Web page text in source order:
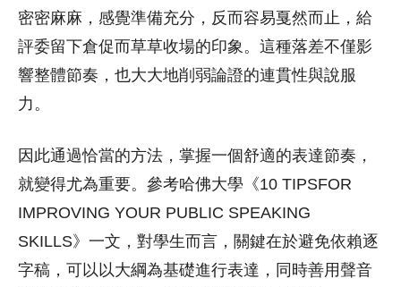
密密麻麻，感覺準備充分，反而容易戛然而止，給
評委留下倉促而草草收場的印象。這種落差不僅影
響整體節奏，也大大地削弱論證的連貫性與說服
力。
因此通過恰當的方法，掌握一個舒適的表達節奏，
就變得尤為重要。參考哈佛大學《10 TIPSFOR
IMPROVING YOUR PUBLIC SPEAKING
SKILLS》一文，對學生而言，關鍵在於避免依賴逐
字稿，可以以大綱為基礎進行表達，同時善用聲音